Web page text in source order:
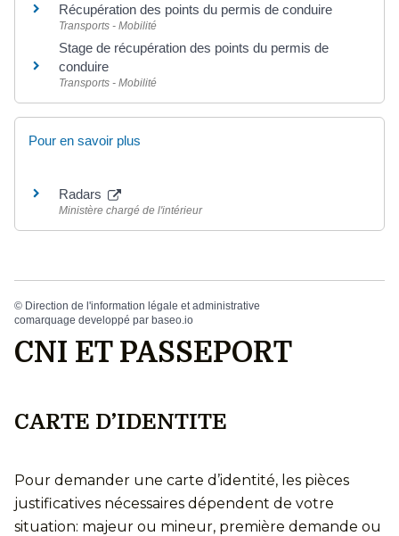
Récupération des points du permis de conduire
Transports - Mobilité
Stage de récupération des points du permis de
conduire
Transports - Mobilité
Pour en savoir plus
Radars
Ministère chargé de l'intérieur
© Direction de l'information légale et administrative
comarquage developpé par baseo.io
CNI ET PASSEPORT
CARTE D’IDENTITE
Pour demander une carte d’identité, les pièces
justificatives nécessaires dépendent de votre
situation: majeur ou mineur, première demande ou